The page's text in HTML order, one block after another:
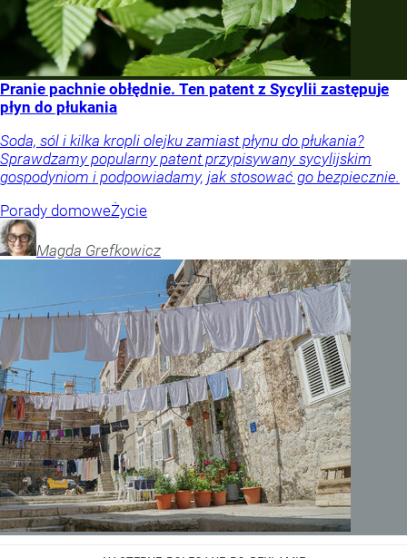
Pranie pachnie obłędnie. Ten patent z Sycylii zastępuje
płyn do płukania
Soda, sól i kilka kropli olejku zamiast płynu do płukania?
Sprawdzamy popularny patent przypisywany sycylijskim
gospodyniom i podpowiadamy, jak stosować go bezpiecznie.
Porady domoweŻycie
Magda Grefkowicz